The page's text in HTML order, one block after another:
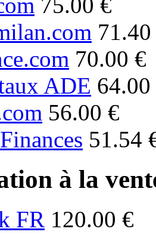
75.00 €
70.00 €
ADE 64.00
56.00 €
51.54
à la
FR 120.00 €